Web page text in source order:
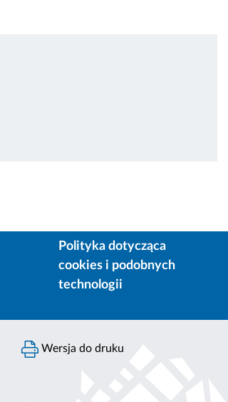
Polityka dotycząca
cookies i podobnych
technologii
Wersja do druku